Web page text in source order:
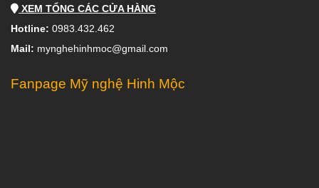
XEM TỔNG CÁC CỬA HÀNG
Hotline: 0983.432.462
Mail: mynghehinhmoc@gmail.com
Fanpage Mỹ nghệ Hinh Mộc